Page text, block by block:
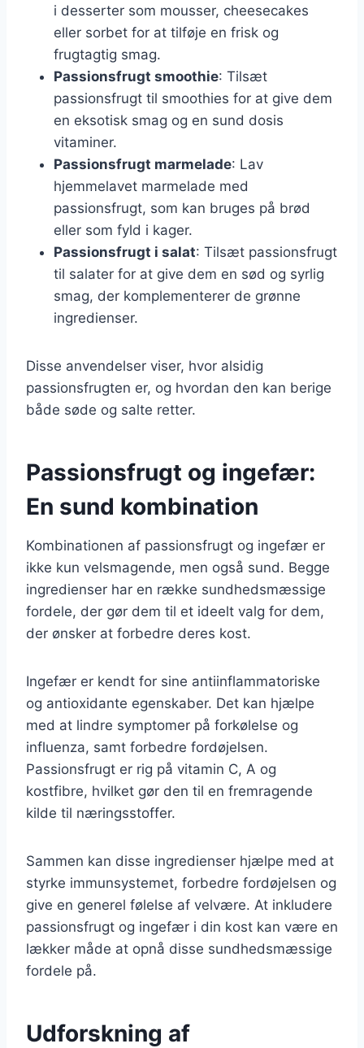
i desserter som mousser, cheesecakes
eller sorbet for at tilføje en frisk og
frugtagtig smag.
Passionsfrugt smoothie: Tilsæt
passionsfrugt til smoothies for at give dem
en eksotisk smag og en sund dosis
vitaminer.
Passionsfrugt marmelade: Lav
hjemmelavet marmelade med
passionsfrugt, som kan bruges på brød
eller som fyld i kager.
Passionsfrugt i salat: Tilsæt passionsfrugt
til salater for at give dem en sød og syrlig
smag, der komplementerer de grønne
ingredienser.
Disse anvendelser viser, hvor alsidig
passionsfrugten er, og hvordan den kan berige
både søde og salte retter.
Passionsfrugt og ingefær:
En sund kombination
Kombinationen af passionsfrugt og ingefær er
ikke kun velsmagende, men også sund. Begge
ingredienser har en række sundhedsmæssige
fordele, der gør dem til et ideelt valg for dem,
der ønsker at forbedre deres kost.
Ingefær er kendt for sine antiinflammatoriske
og antioxidante egenskaber. Det kan hjælpe
med at lindre symptomer på forkølelse og
influenza, samt forbedre fordøjelsen.
Passionsfrugt er rig på vitamin C, A og
kostfibre, hvilket gør den til en fremragende
kilde til næringsstoffer.
Sammen kan disse ingredienser hjælpe med at
styrke immunsystemet, forbedre fordøjelsen og
give en generel følelse af velvære. At inkludere
passionsfrugt og ingefær i din kost kan være en
lækker måde at opnå disse sundhedsmæssige
fordele på.
Udforskning af